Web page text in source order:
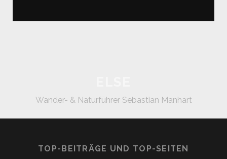
Wander- & Naturführer Sebastian Manhart
TOP-BEITRÄGE UND TOP-SEITEN